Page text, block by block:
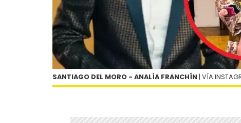
SANTIAGO DEL MORO - ANALÍA FRANCHÍN | VÍA